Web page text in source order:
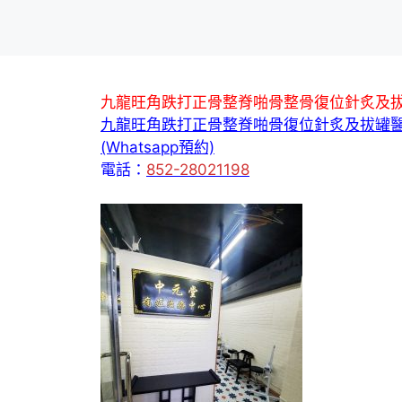
九龍旺角跌打正骨整脊啪骨整骨復位針炙及
九龍旺角跌打正骨整脊啪骨復位針炙及拔罐
(Whatsapp預約)
電話： 852-28021198